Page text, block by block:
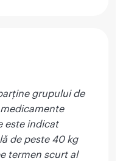
grupului de
este indicat
de peste 40 kg
termen scurt al